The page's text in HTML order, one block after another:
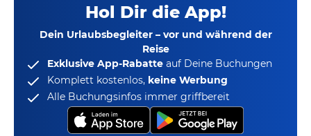
Hol Dir die App!
Dein Urlaubsbegleiter – vor und während der
Reise
Exklusive App-Rabatte auf Deine Buchungen
Komplett kostenlos, keine Werbung
Alle Buchungsinfos immer griffbereit